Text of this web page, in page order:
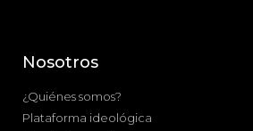
Nosotros
¿Quiénes somos?
Plataforma ideológica